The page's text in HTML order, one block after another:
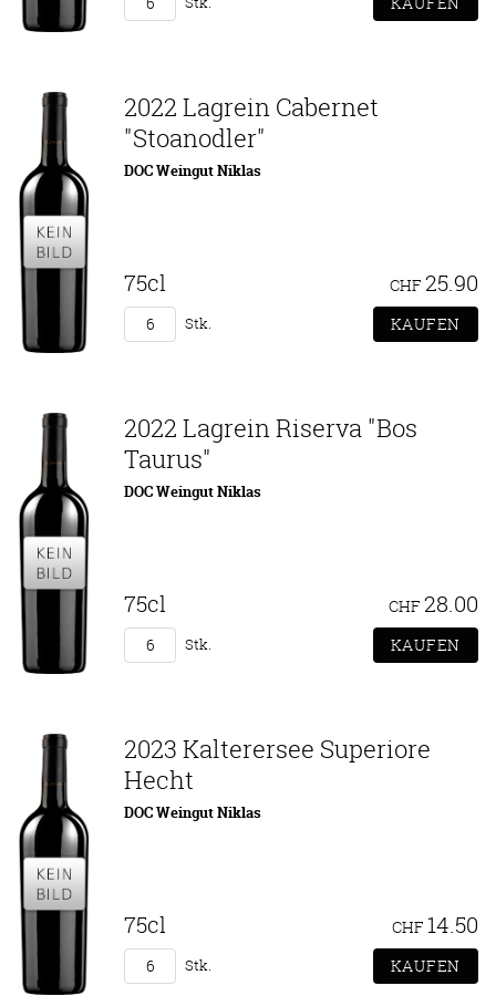
2022 Lagrein Cabernet
"Stoanodler"
DOC Weingut Niklas
75cl CHF 25.90
Stk.
2022 Lagrein Riserva "Bos
Taurus"
DOC Weingut Niklas
75cl CHF 28.00
Stk.
2023 Kalterersee Superiore
Hecht
DOC Weingut Niklas
75cl CHF 14.50
Stk.